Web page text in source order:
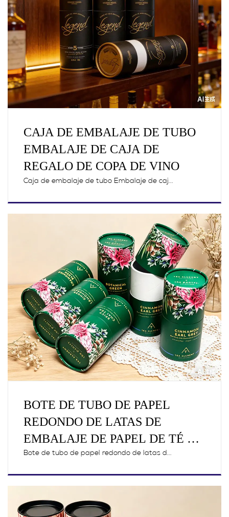
CAJA DE EMBALAJE DE TUBO
EMBALAJE DE CAJA DE
REGALO DE COPA DE VINO
Caja de embalaje de tubo Embalaje de caj...
BOTE DE TUBO DE PAPEL
REDONDO DE LATAS DE
EMBALAJE DE PAPEL DE TÉ DE
CARTÓN CILÍNDRICO DE
CALIDAD ALIMENTARIA PARA
EMBALAJE DE TÉ
Bote de tubo de papel redondo de latas d...